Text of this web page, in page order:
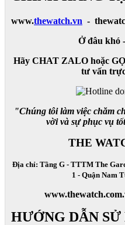
www.thewatch.vn -
Ở đâu khó
Hãy CHAT ZALO hoặc
tư vấn
"Chúng tôi làm việc chăm
vời và sự phục vụ
THE
Địa chỉ: Tầng G - TTTM The
1 - Quận Nam
HƯỚNG DẪN SỬ